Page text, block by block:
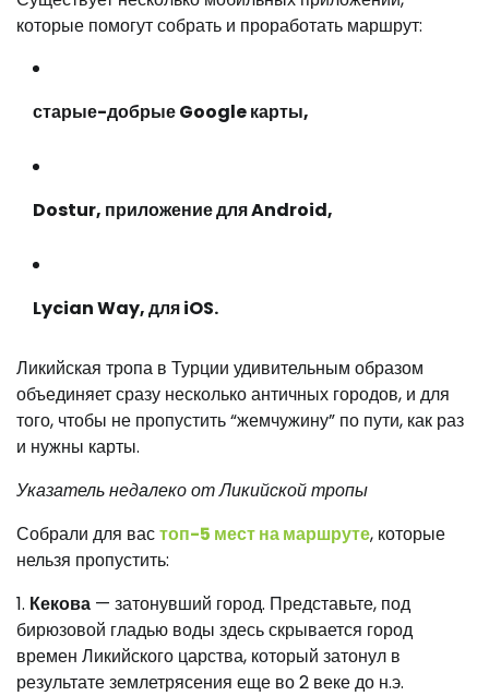
которые помогут собрать и проработать маршрут:
старые-добрые Google карты,
Dostur, приложение для Android,
Lycian Way, для iOS.
Ликийская тропа в Турции удивительным образом
объединяет сразу несколько античных городов, и для
того, чтобы не пропустить “жемчужину” по пути, как раз
и нужны карты.
Указатель недалеко от Ликийской тропы
Собрали для вастоп-5 мест на маршруте, которые
нельзя пропустить:
1. Кекова — затонувший город. Представьте, под
бирюзовой гладью воды здесь скрывается город
времен Ликийского царства, который затонул в
результате землетрясения еще во 2 веке до н.э.